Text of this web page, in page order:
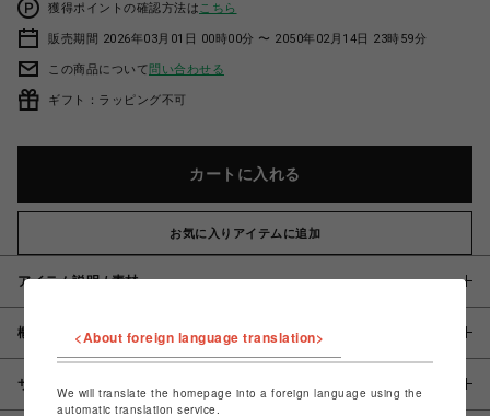
獲得ポイントの確認方法は こちら
販売期間 2026年03月01日 00時00分 〜 2050年02月14日 23時59分
この商品について問い合わせる
ギフト：ラッピング不可
カートに入れる
お気に入りアイテムに追加
アイテム説明 / 素材
概要
サイズ
<About foreign language translation>
We will translate the homepage into a foreign language using the
automatic translation service.